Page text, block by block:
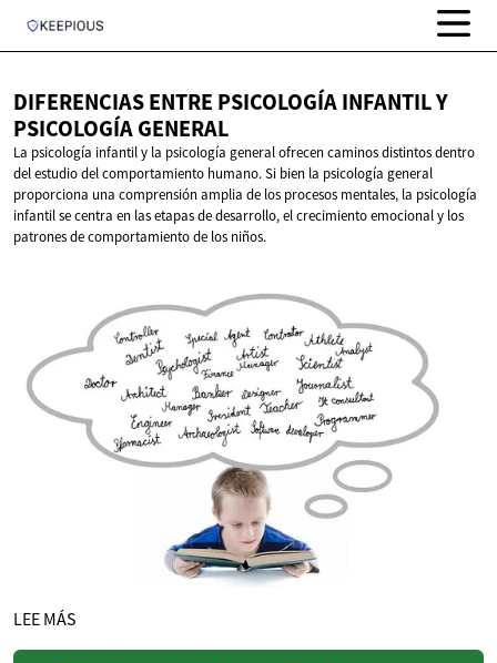
DIFERENCIAS ENTRE PSICOLOGÍA INFANTIL Y
PSICOLOGÍA GENERAL
La psicología infantil y la psicología general ofrecen caminos distintos dentro
del estudio del comportamiento humano. Si bien la psicología general
proporciona una comprensión amplia de los procesos mentales, la psicología
infantil se centra en las etapas de desarrollo, el crecimiento emocional y los
patrones de comportamiento de los niños.
LEE MÁS